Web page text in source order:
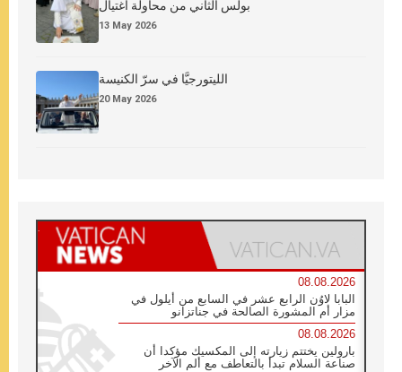
بولس الثاني من محاولة اغتيال
13 May 2026
الليتورجيَّا في سرّ الكنيسة
20 May 2026
08.08.2026
البابا لاوُن الرابع عشر في السابع من أيلول في
مزار أم المشورة الصالحة في جناتزانو
08.08.2026
بارولين يختتم زيارته إلى المكسيك مؤكدا أن
صناعة السلام تبدأ بالتعاطف مع ألم الآخر